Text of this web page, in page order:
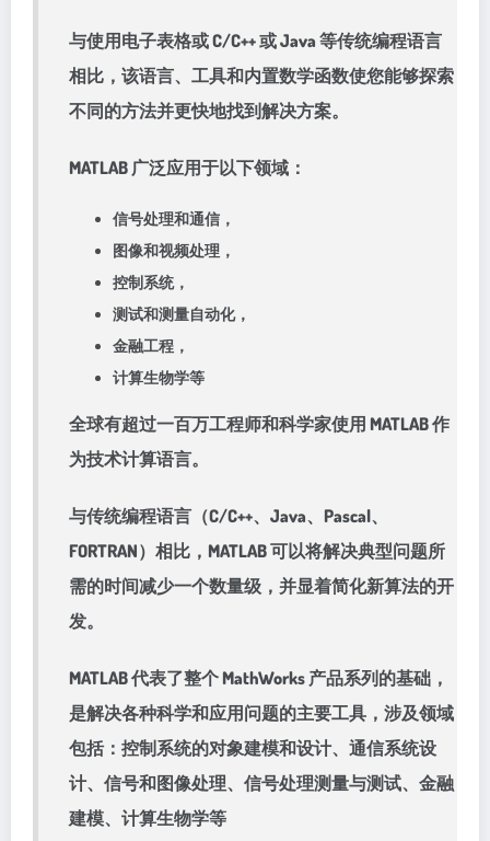
与使用电子表格或 C/C++ 或 Java 等传统编程语言
相比，该语言、工具和内置数学函数使您能够探索
不同的方法并更快地找到解决方案。
MATLAB 广泛应用于以下领域：
信号处理和通信，
图像和视频处理，
控制系统，
测试和测量自动化，
金融工程，
计算生物学等
全球有超过一百万工程师和科学家使用 MATLAB 作
为技术计算语言。
与传统编程语言（C/C++、Java、Pascal、
FORTRAN）相比，MATLAB 可以将解决典型问题所
需的时间减少一个数量级，并显着简化新算法的开
发。
MATLAB 代表了整个 MathWorks 产品系列的基础，
是解决各种科学和应用问题的主要工具，涉及领域
包括：控制系统的对象建模和设计、通信系统设
计、信号和图像处理、信号处理测量与测试、金融
建模、计算生物学等